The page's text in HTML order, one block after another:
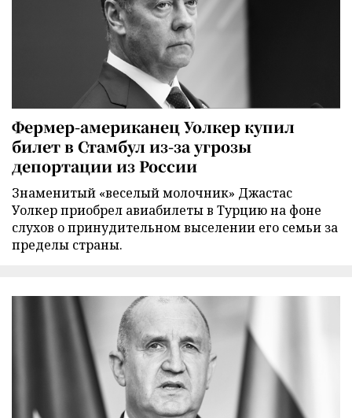
Фермер-американец Уолкер купил
билет в Стамбул из-за угрозы
депортации из России
Знаменитый «веселый молочник» Джастас
Уолкер приобрел авиабилеты в Турцию на фоне
слухов о принудительном выселении его семьи за
пределы страны.